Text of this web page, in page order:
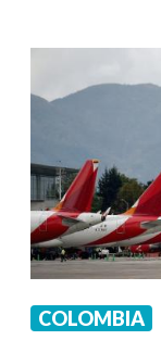
COLOMBIA